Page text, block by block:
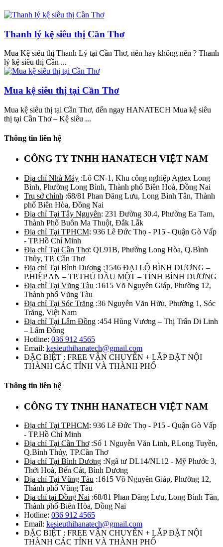
Thanh lý kệ siêu thị Cần Thơ
Mua Kệ siêu thị Thanh Lý tại Cần Thơ, nên hay không nên ? Thanh
lý kệ siêu thị Cần ...
Mua kệ siêu thị tại Cần Thơ
Mua kệ siêu thị tại Cần Thơ, đến ngay HANATECH Mua kệ siêu
thị tại Cần Thơ – Kệ siêu ...
Thông tin liên hệ
CÔNG TY TNHH HANATECH VIỆT NAM
Địa chỉ Nhà Máy :Lô CN-1, Khu công nghiệp Agtex Long
Bình, Phường Long Bình, Thành phố Biên Hoà, Đồng Nai
Trụ sở chính :68/81 Phan Đăng Lưu, Long Bình Tân, Thành
phố Biên Hòa, Đồng Nai
Địa chỉ Tại Tây Nguyên: 231 Đường 30.4, Phường Ea Tam,
Thành Phố Buôn Ma Thuột, Đắk Lắk
Địa chỉ Tại TPHCM: 936 Lê Đức Thọ - P15 - Quận Gò Vấp
- TP.Hồ Chí Minh
Địa chỉ Tại Cần Thơ: QL91B, Phường Long Hòa, Q.Bình
Thủy, TP. Cần Thơ
Địa chỉ Tại Bình Dương :1546 ĐẠI LỘ BÌNH DƯƠNG –
P.HIỆP AN – TP.THỦ DẦU MỘT – TỈNH BÌNH DƯƠNG
Địa chỉ Tại Vũng Tàu :1615 Võ Nguyên Giáp, Phường 12,
Thành phố Vũng Tàu
Địa chỉ Tại Sóc Trăng :36 Nguyễn Văn Hữu, Phường 1, Sóc
Trăng, Việt Nam
Địa chỉ Tại Lâm Đồng :454 Hùng Vương – Thị Trấn Di Linh
– Lâm Đồng
Hotline: 036 912 4565
Email: kesieuthihanatech@gmail.com
ĐẶC BIỆT : FREE VẬN CHUYỂN + LẮP ĐẶT NỘI
THÀNH CÁC TỈNH VÀ THÀNH PHỐ
Thông tin liên hệ
CÔNG TY TNHH HANATECH VIỆT NAM
Địa chỉ Tại TPHCM: 936 Lê Đức Thọ - P15 - Quận Gò Vấp
- TP.Hồ Chí Minh
Địa chỉ Tại Cần Thơ:Số 1 Nguyễn Văn Linh, P.Long Tuyền,
Q.Bình Thủy, TP.Cần Thơ
Địa chỉ Tại Bình Dương :Ngã tư DL14/NL12 - Mỹ Phước 3,
Thới Hoà, Bến Cát, Bình Dương
Địa chỉ Tại Vũng Tàu :1615 Võ Nguyên Giáp, Phường 12,
Thành phố Vũng Tàu
Địa chỉ tại Đồng Nai :68/81 Phan Đăng Lưu, Long Bình Tân,
Thành phố Biên Hòa, Đồng Nai
Hotline: 036 912 4565
Email: kesieuthihanatech@gmail.com
ĐẶC BIỆT : FREE VẬN CHUYỂN + LẮP ĐẶT NỘI
THÀNH CÁC TỈNH VÀ THÀNH PHỐ